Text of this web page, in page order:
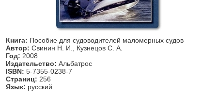
Книга: Пособие для судоводителей маломерных судов
Автор: Свинин Н. И., Кузнецов С. А.
Год: 2008
Издательство: Альбатрос
ISBN: 5-7355-0238-7
Страниц: 256
Язык: русский